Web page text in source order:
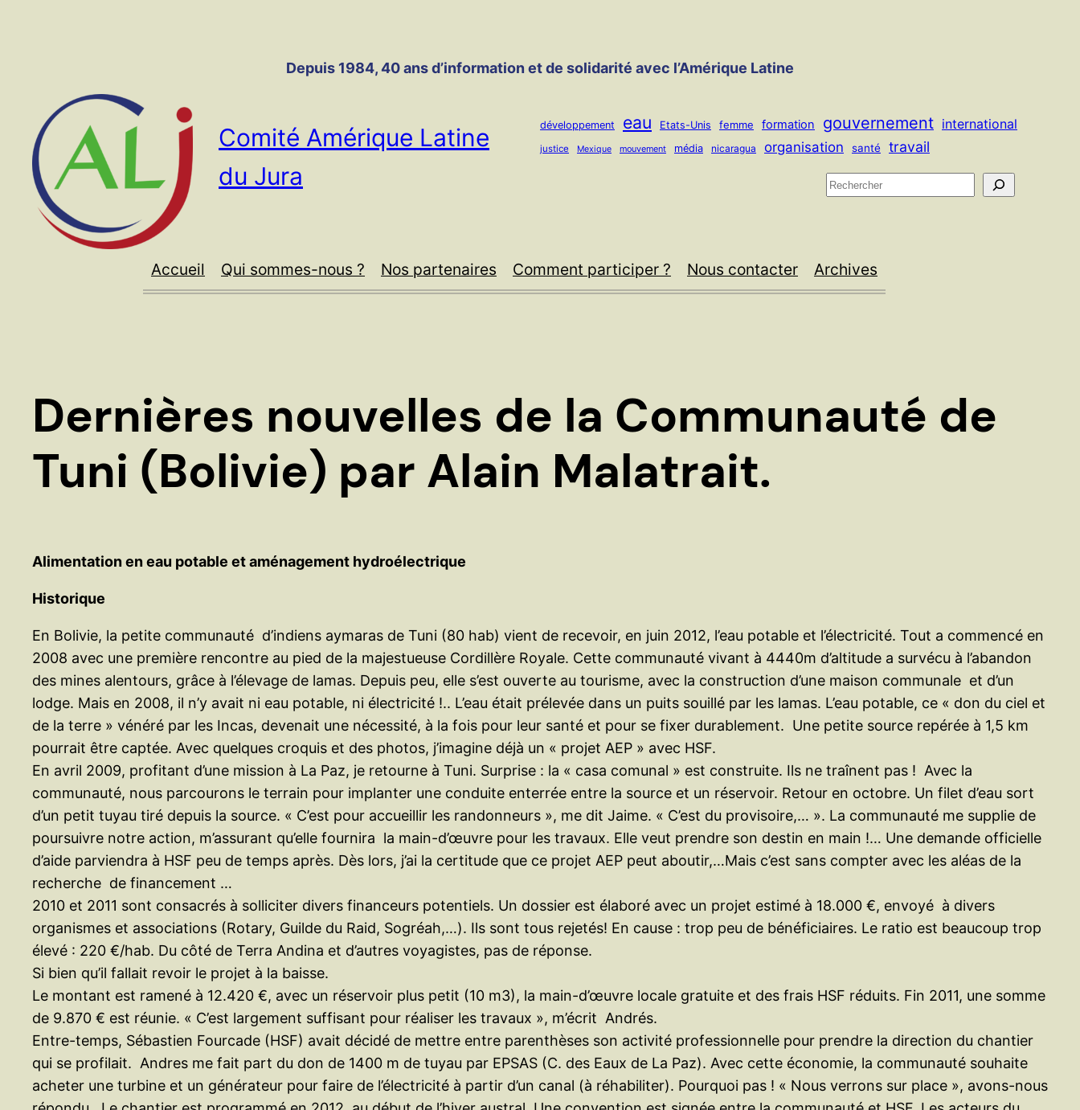
Depuis 1984, 40 ans d’information et de solidarité avec l’Amérique Latine
Comité Amérique Latine
du Jura
développement eau Etats-Unis femme formation gouvernement international
justice Mexique mouvement média nicaragua organisation santé travail
R
e
r
Accueil Qui sommes-nous ? Nos partenaires Comment participer ? Nous contacter Archives
Dernières nouvelles de la Communauté de
Tuni (Bolivie) par Alain Malatrait.
Alimentation en eau potable et aménagement hydroélectrique
Historique
En Bolivie, la petite communauté d’indiens aymaras de Tuni (80 hab) vient de recevoir, en juin 2012, l’eau potable et l’électricité. Tout a commencé en
2008 avec une première rencontre au pied de la majestueuse Cordillère Royale. Cette communauté vivant à 4440m d’altitude a survécu à l’abandon
des mines alentours, grâce à l’élevage de lamas. Depuis peu, elle s’est ouverte au tourisme, avec la construction d’une maison communale et d’un
lodge. Mais en 2008, il n’y avait ni eau potable, ni électricité !.. L’eau était prélevée dans un puits souillé par les lamas. L’eau potable, ce « don du ciel et
de la terre » vénéré par les Incas, devenait une nécessité, à la fois pour leur santé et pour se fixer durablement. Une petite source repérée à 1,5 km
pourrait être captée. Avec quelques croquis et des photos, j’imagine déjà un « projet AEP » avec HSF.
En avril 2009, profitant d’une mission à La Paz, je retourne à Tuni. Surprise : la « casa comunal » est construite. Ils ne traînent pas ! Avec la
communauté, nous parcourons le terrain pour implanter une conduite enterrée entre la source et un réservoir. Retour en octobre. Un filet d’eau sort
d’un petit tuyau tiré depuis la source. « C’est pour accueillir les randonneurs », me dit Jaime. « C’est du provisoire,… ». La communauté me supplie de
poursuivre notre action, m’assurant qu’elle fournira la main-d’œuvre pour les travaux. Elle veut prendre son destin en main !… Une demande officielle
d’aide parviendra à HSF peu de temps après. Dès lors, j’ai la certitude que ce projet AEP peut aboutir,…Mais c’est sans compter avec les aléas de la
recherche de financement …
2010 et 2011 sont consacrés à solliciter divers financeurs potentiels. Un dossier est élaboré avec un projet estimé à 18.000 €, envoyé à divers
organismes et associations (Rotary, Guilde du Raid, Sogréah,…). Ils sont tous rejetés! En cause : trop peu de bénéficiaires. Le ratio est beaucoup trop
élevé : 220 €/hab. Du côté de Terra Andina et d’autres voyagistes, pas de réponse.
Si bien qu’il fallait revoir le projet à la baisse.
Le montant est ramené à 12.420 €, avec un réservoir plus petit (10 m3), la main-d’œuvre locale gratuite et des frais HSF réduits. Fin 2011, une somme
de 9.870 € est réunie. « C’est largement suffisant pour réaliser les travaux », m’écrit Andrés.
Entre-temps, Sébastien Fourcade (HSF) avait décidé de mettre entre parenthèses son activité professionnelle pour prendre la direction du chantier
qui se profilait. Andres me fait part du don de 1400 m de tuyau par EPSAS (C. des Eaux de La Paz). Avec cette économie, la communauté souhaite
acheter une turbine et un générateur pour faire de l’électricité à partir d’un canal (à réhabiliter). Pourquoi pas ! « Nous verrons sur place », avons-nous